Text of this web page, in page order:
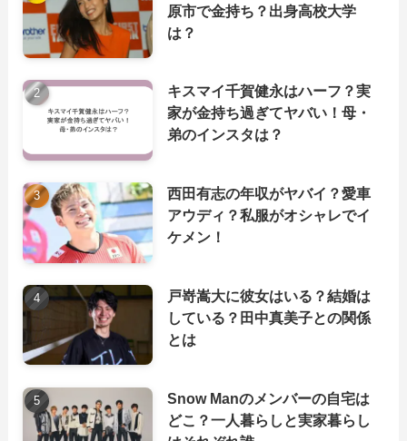
原市で金持ち？出身高校大学
は？
キスマイ千賀健永はハーフ？実
家が金持ち過ぎてヤバい！母・
弟のインスタは？
西田有志の年収がヤバイ？愛車
アウディ？私服がオシャレでイ
ケメン！
戸嵜嵩大に彼女はいる？結婚は
している？田中真美子との関係
とは
Snow Manのメンバーの自宅は
どこ？一人暮らしと実家暮らし